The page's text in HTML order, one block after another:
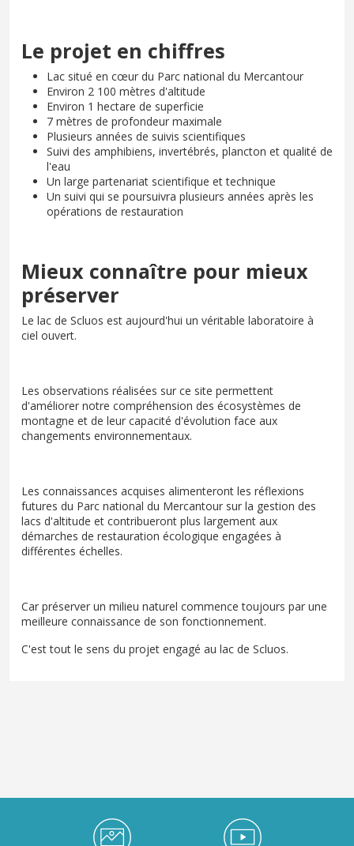
Le projet en chiffres
Lac situé en cœur du Parc national du Mercantour
Environ 2 100 mètres d'altitude
Environ 1 hectare de superficie
7 mètres de profondeur maximale
Plusieurs années de suivis scientifiques
Suivi des amphibiens, invertébrés, plancton et qualité de
l'eau
Un large partenariat scientifique et technique
Un suivi qui se poursuivra plusieurs années après les
opérations de restauration
Mieux connaître pour mieux
préserver
Le lac de Scluos est aujourd'hui un véritable laboratoire à
ciel ouvert.
Les observations réalisées sur ce site permettent
d'améliorer notre compréhension des écosystèmes de
montagne et de leur capacité d'évolution face aux
changements environnementaux.
Les connaissances acquises alimenteront les réflexions
futures du Parc national du Mercantour sur la gestion des
lacs d'altitude et contribueront plus largement aux
démarches de restauration écologique engagées à
différentes échelles.
Car préserver un milieu naturel commence toujours par une
meilleure connaissance de son fonctionnement.
C'est tout le sens du projet engagé au lac de Scluos.
Médiathèque Footer